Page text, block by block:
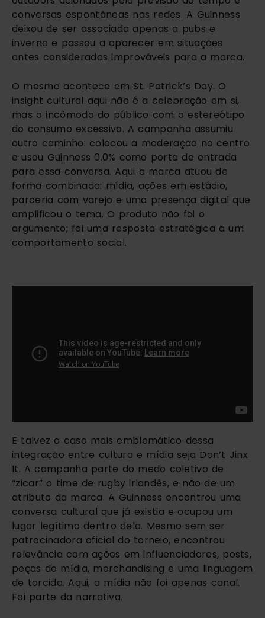
conversas espontâneas nas redes. A Guinness
deixou de ser associada apenas a pubs e
inverno e passou a aparecer em situações
antes consideradas improváveis para a marca.
O mesmo acontece em St. Patrick’s Day. O
insight cultural aqui não é a celebração em si,
mas o incômodo do público com o estereótipo
do consumo excessivo. A campanha assumiu
outro caminho: colocou a moderação no centro
e usou Guinness 0.0% como porta de entrada
para essa conversa. Aqui a marca atuou de
forma combinada: mídia, ações em estádio,
parceria com varejo e uma presença digital que
amplificou o tema. O produto não foi o
argumento; foi uma resposta estratégica a um
comportamento social.
E talvez o caso mais emblemático dessa
integração entre cultura e mídia seja Don’t Jinx
It. A campanha parte do medo coletivo de
“zicar” o time de rugby irlandês, e não de um
atributo da marca. A Guinness encontrou uma
conversa cultural que já existia e ocupou um
lugar legítimo dentro dela. Mesmo sem ser
patrocinadora oficial do torneio, encontrou
relevância com ações em influenciadores, posts,
peças de mídia, merchandising e uma linguagem
de torcida. Aqui, a mídia não foi apenas canal.
Foi parte da narrativa.